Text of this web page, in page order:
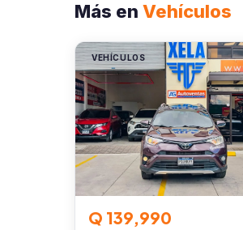
Más en Vehículos
VEHÍCULOS
Q 139,990